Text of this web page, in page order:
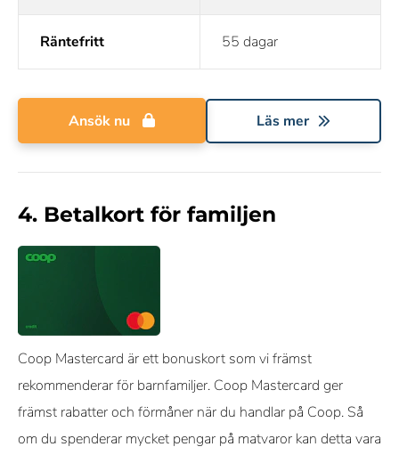
Räntefritt 55 dagar
Ansök nu Läs mer
4. Betalkort för familjen
Coop Mastercard är ett bonuskort som vi främst
rekommenderar för barnfamiljer. Coop Mastercard ger
främst rabatter och förmåner när du handlar på Coop. Så
om du spenderar mycket pengar på matvaror kan detta vara